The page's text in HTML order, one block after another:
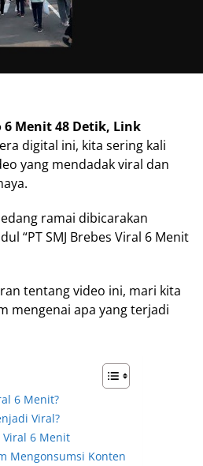
6 Menit 48 Detik, Link
digital ini, kita sering kali
yang mendadak viral dan
ramai dibicarakan
“PT SMJ Brebes Viral 6 Menit
tentang video ini, mari kita
mengenai apa yang terjadi
6 Menit?
Viral?
Viral 6 Menit
Mengonsumsi Konten